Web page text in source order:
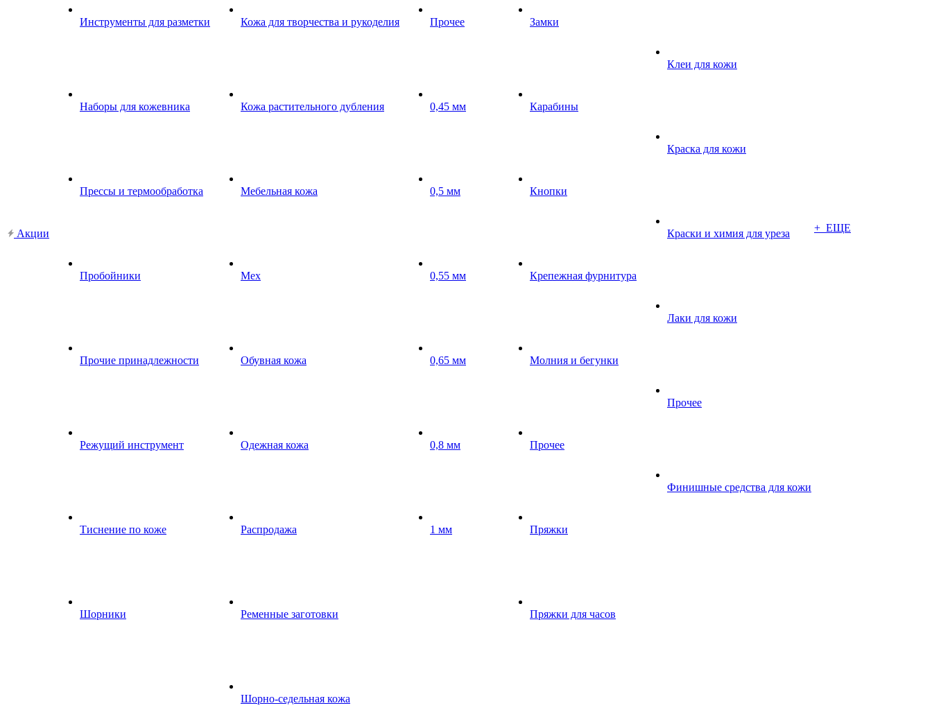
Акции
Инструменты для разметки
Наборы для кожевника
Прессы и термообработка
Пробойники
Прочие принадлежности
Режущий инструмент
Тиснение по коже
Шорники
Кожа для творчества и рукоделия
Кожа растительного дубления
Мебельная кожа
Мех
Обувная кожа
Одежная кожа
Распродажа
Ременные заготовки
Шорно-седельная кожа
Прочее
0,45 мм
0,5 мм
0,55 мм
0,65 мм
0,8 мм
1 мм
Замки
Карабины
Кнопки
Крепежная фурнитура
Молния и бегунки
Прочее
Пряжки
Пряжки для часов
Клеи для кожи
Краска для кожи
Краски и химия для уреза
Лаки для кожи
Прочее
Финишные средства для кожи
+ ЕЩЕ